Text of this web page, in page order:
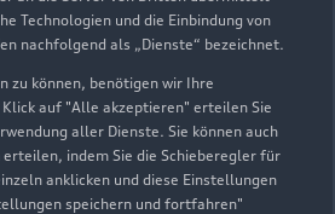
Technologien und die Einbindung von
nachfolgend als „Dienste“ bezeichnet.
zu können, benötigen wir Ihre
auf "Alle akzeptieren" erteilen Sie
aller Dienste. Sie können auch
indem Sie die Schieberegler für
anklicken und diese Einstellungen
speichern und fortfahren"
Samstag nur nach
Notdienst Tel.: 0178-3255164
Zurück nach oben